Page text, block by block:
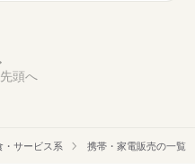
頭へ
・サービス系 携帯・家電販売の一覧